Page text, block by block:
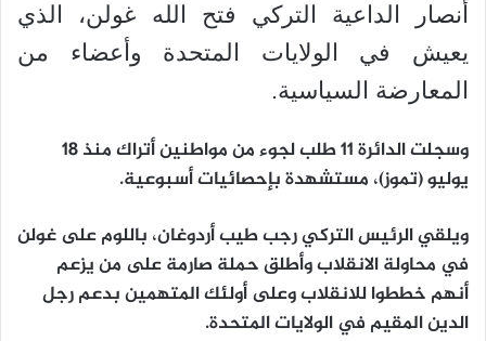
أنصار الداعية التركي فتح الله غولن، الذي
يعيش في الولايات المتحدة وأعضاء من
المعارضة السياسية.
وسجلت الدائرة 11 طلب لجوء من مواطنين أتراك منذ 18
يوليو (تموز)، مستشهدة بإحصائيات أسبوعية.
ويلقي الرئيس التركي رجب طيب أردوغان، باللوم على غولن
في محاولة الانقلاب وأطلق حملة صارمة على من يزعم
أنهم خططوا للانقلاب وعلى أولئك المتهمين بدعم رجل
الدين المقيم في الولايات المتحدة.